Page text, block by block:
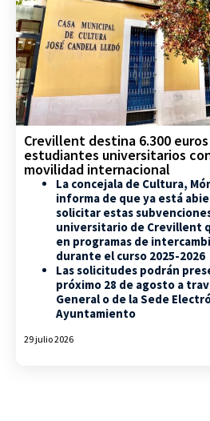
Crevillent destina 6.300
estudiantes universitarios
movilidad internacional
La concejala de Cultura,
informa de que ya está
solicitar estas
universitario de Crevillent
en programas de
durante el curso 2025-2026
Las solicitudes podrán
próximo 28 de agosto a
General o de la Sede
Ayuntamiento
29 julio 2026